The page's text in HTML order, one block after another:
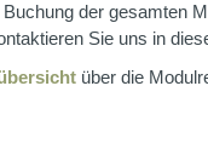
Buchung der gesamten
Sie uns in
über die